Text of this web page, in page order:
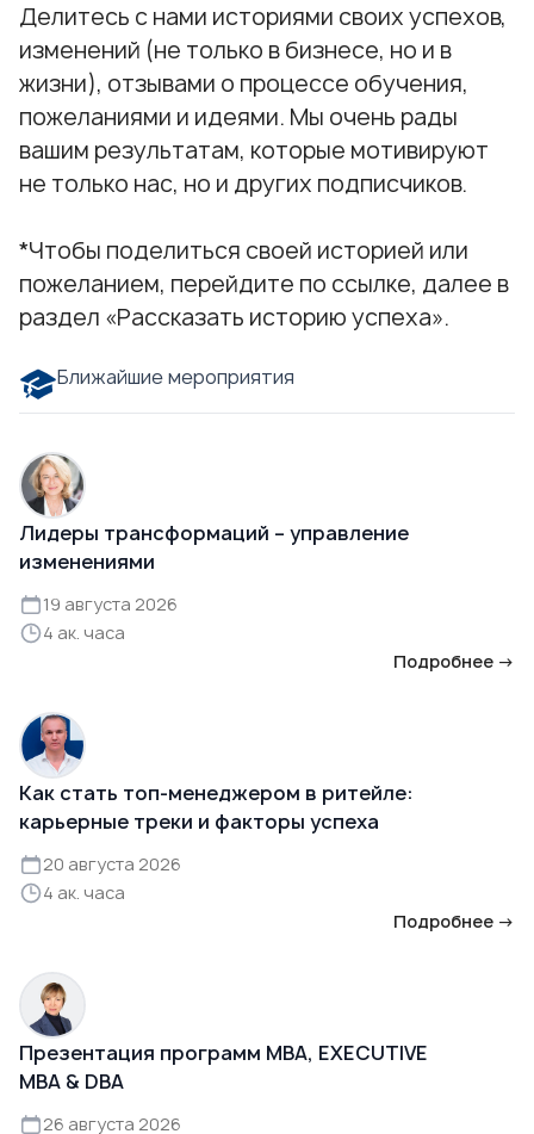
Делитесь с нами историями своих успехов,
изменений (не только в бизнесе, но и в
жизни), отзывами о процессе обучения,
пожеланиями и идеями. Мы очень рады
вашим результатам, которые мотивируют
не только нас, но и других подписчиков.
*Чтобы поделиться своей историей или
пожеланием, перейдите по ссылке, далее в
раздел «Рассказать историю успеха».
Ближайшие мероприятия
Лидеры трансформаций – управление
изменениями
19 августа 2026
4 ак. часа
Подробнее →
Как стать топ-менеджером в ритейле:
карьерные треки и факторы успеха
20 августа 2026
4 ак. часа
Подробнее →
Презентация программ MBA, EXECUTIVE
MBA & DBA
26 августа 2026